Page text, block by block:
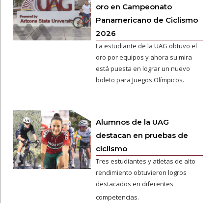
oro en Campeonato
Panamericano de Ciclismo
2026
La estudiante de la UAG obtuvo el
oro por equipos y ahora su mira
está puesta en lograr un nuevo
boleto para Juegos Olímpicos.
Alumnos de la UAG
destacan en pruebas de
ciclismo
Tres estudiantes y atletas de alto
rendimiento obtuvieron logros
destacados en diferentes
competencias.